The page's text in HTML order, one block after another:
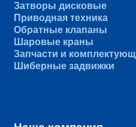
Затворы дисковые
Приводная техника
Обратные клапаны
Шаровые краны
Запчасти и
Шиберные задвижки